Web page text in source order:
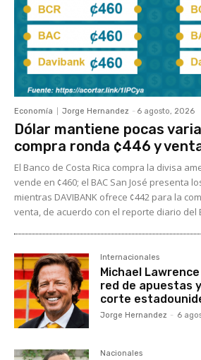
Economía Jorge Hernandez - 6 agosto, 2026
Dólar mantiene pocas
compra ronda ¢446 y
El Banco de Costa Rica compra la divisa
vende en ¢460; el BAC San José presenta
mientras DAVIBANK ofrece ¢442 para la
venta, de acuerdo con el reporte diario del
Internacionales
Michael
red de apuestas
corte
Jorge Hernandez - 6
Nacionales